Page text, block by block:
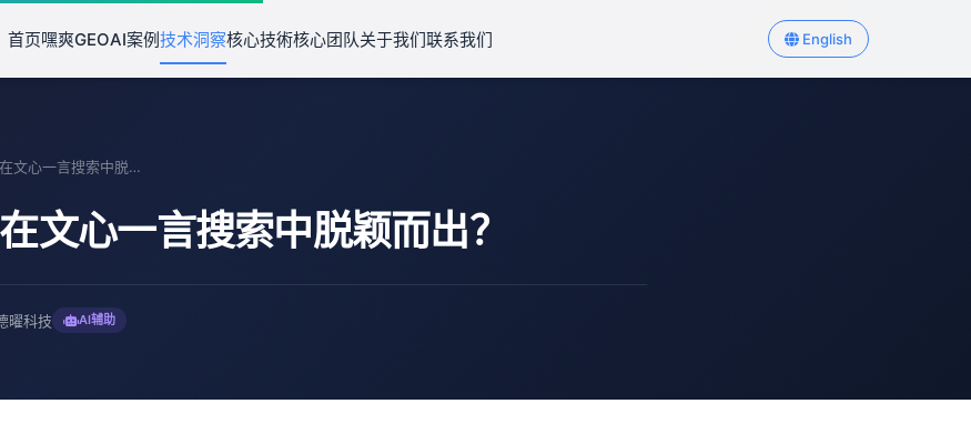
首页嘿爽GEOAI案例技术洞察核心技術核心团队关于我们联系我们 English
如何让文章在文心一言搜索中脱颖而出？
文心一言搜索中脱颖而出？
曜科技 AI辅助